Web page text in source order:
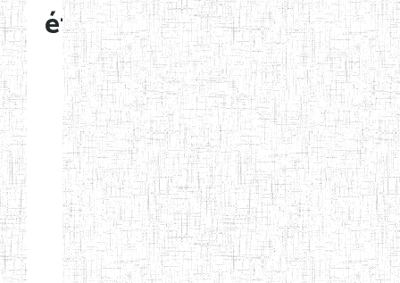
établissements
Etablissements
d'enseignement
normal
ENI